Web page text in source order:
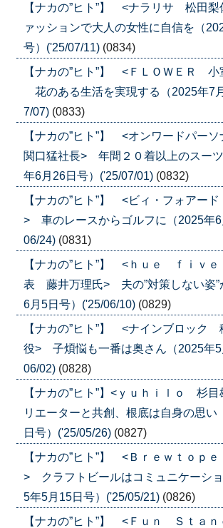
【ナカの”ヒト”】 <ナラリサ 松田梨
ァッションで大人の女性に自信を（
号）('25/07/11) (0834)
【ナカの”ヒト”】 <ＦＬＯＷＥＲ 小
花のある生活を実現する（2025年7
7/07) (0833)
【ナカの”ヒト”】 <オンワードパー
関口猛社長> 年間２０着以上のスー
年6月26日号）('25/07/01) (0832)
【ナカの”ヒト”】 <ビィ・フォアー
> 車のレースからゴルフに（2025年6
06/24) (0831)
【ナカの”ヒト”】 <ｈｕｅ ｆｉｖ
表 藤井万理氏> 夫の”対策しない姿”
6月5日号）('25/06/10) (0829)
【ナカの”ヒト”】 <ナインブロック
役> 子煩悩も一番は奥さん（2025年5
06/02) (0828)
【ナカの”ヒト”】<ｙｕｈｉｌｏ 杉
リエーターと共創、根底は自身の思い
日号）('25/05/26) (0827)
【ナカの”ヒト”】 <Ｂｒｅｗｔｏｐ
> クラフトビールはコミュニケーシ
5年5月15日号）('25/05/21) (0826)
【ナカの”ヒト”】 <Ｆｕｎ Ｓｔａ